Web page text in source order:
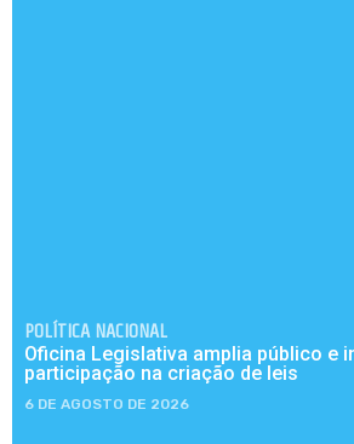
POLÍTICA NACIONAL
Oficina Legislativa amplia público e
participação na criação de leis
6 DE AGOSTO DE 2026